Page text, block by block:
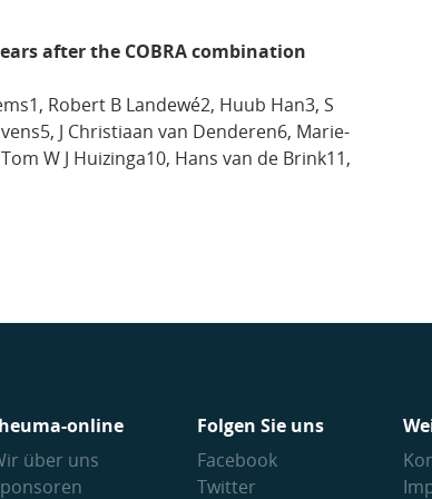
after the COBRA combination
Robert B Landewé2, Huub Han3, S
J Christiaan van Denderen6, Marie-
W J Huizinga10, Hans van de Brink11,
online
über uns
Folgen Sie uns
Facebook
Twitter